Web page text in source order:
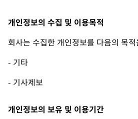
개인정보의 수집 및 이용목적
회사는 수집한 개인정보를 다음의 목
- 기타
- 기사제보
개인정보의 보유 및 이용기간